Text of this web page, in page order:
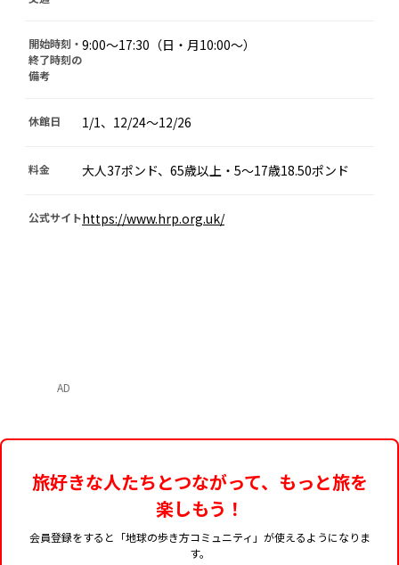
開始時刻・
終了時刻の
備考
9:00～17:30（日・月10:00～）
休館日 1/1、12/24～12/26
料金 大人37ポンド、65歳以上・5～17歳18.50ポンド
公式サイトhttps://www.hrp.org.uk/
AD
旅好きな人たちとつながって、もっと旅を
楽しもう！
会員登録をすると「地球の歩き方コミュニティ」が使えるようになりま
す。